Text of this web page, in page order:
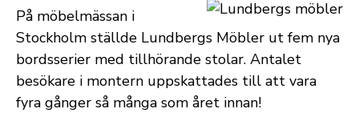
På möbelmässan i
Stockholm ställde Lundbergs Möbler ut fem nya
bordsserier med tillhörande stolar. Antalet
besökare i montern uppskattades till att vara
fyra gånger så många som året innan!